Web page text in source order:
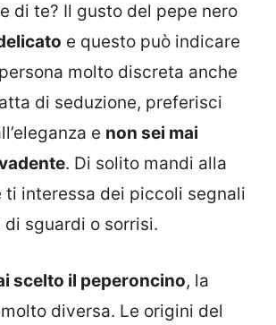
di te? Il gusto del pepe nero
e questo può indicare
molto discreta anche
di seduzione, preferisci
e non sei mai
. Di solito mandi alla
ti interessa dei piccoli segnali
sguardi o sorrisi.
scelto il peperoncino, la
diversa. Le origini del